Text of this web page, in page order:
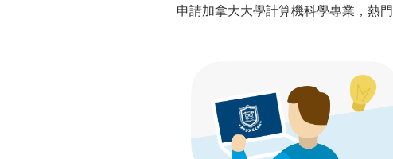
申請加拿大大學計算機科學專業，熱門